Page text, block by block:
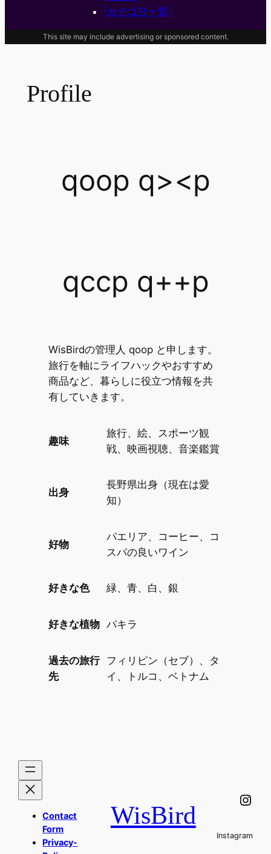
|カテゴリ一覧|
This site may include advertising or sponsored content.
Profile
qoop q><p
qccp q++p
WisBirdの管理人 qoop と申します。
旅行を軸にライフハックやおすすめ
商品など、暮らしに役立つ情報を共
有していきます。
趣味
旅行、絵、スポーツ観
戦、映画視聴、音楽鑑賞
出身
長野県出身（現在は愛
知）
好物
パエリア、コーヒー、コ
スパの良いワイン
好きな色 緑、青、白、銀
好きな植物 パキラ
過去の旅行
先
フィリピン（セブ）、タ
イ、トルコ、ベトナム
Contact
Form
Privacy-
WisBird
Instagram